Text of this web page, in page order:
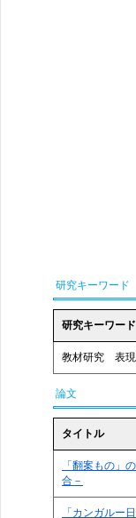
研究キーワード
研究キーワード
教材研究 表
論文
タイトル
「翻案もの」
合－
「カンガルー